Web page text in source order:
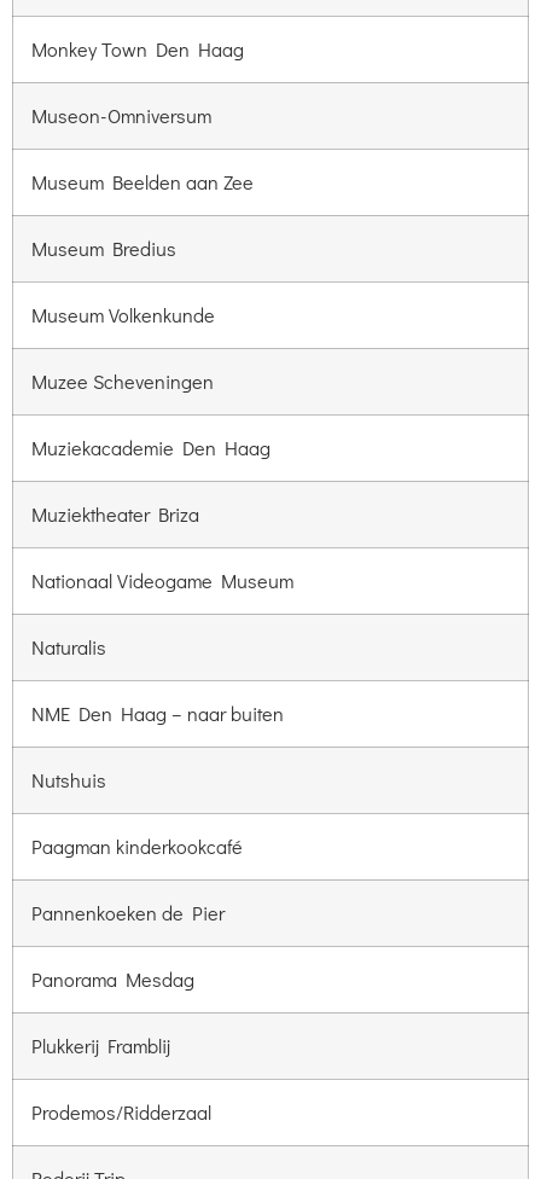
Monkey Town Den Haag
Museon-Omniversum
Museum Beelden aan Zee
Museum Bredius
Museum Volkenkunde
Muzee Scheveningen
Muziekacademie Den Haag
Muziektheater Briza
Nationaal Videogame Museum
Naturalis
NME Den Haag – naar buiten
Nutshuis
Paagman kinderkookcafé
Pannenkoeken de Pier
Panorama Mesdag
Plukkerij Framblij
Prodemos/Ridderzaal